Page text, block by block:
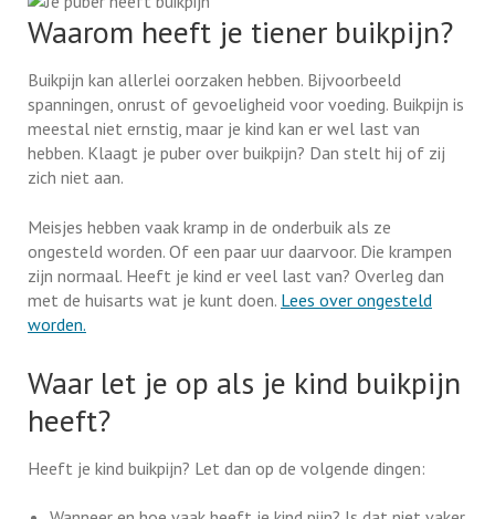
Waarom heeft je tiener buikpijn?
Buikpijn kan allerlei oorzaken hebben. Bijvoorbeeld
spanningen, onrust of gevoeligheid voor voeding. Buikpijn is
meestal niet ernstig, maar je kind kan er wel last van
hebben. Klaagt je puber over buikpijn? Dan stelt hij of zij
zich niet aan.
Meisjes hebben vaak kramp in de onderbuik als ze
ongesteld worden. Of een paar uur daarvoor. Die krampen
zijn normaal. Heeft je kind er veel last van? Overleg dan
met de huisarts wat je kunt doen. Lees over ongesteld
worden.
Waar let je op als je kind buikpijn
heeft?
Heeft je kind buikpijn? Let dan op de volgende dingen: